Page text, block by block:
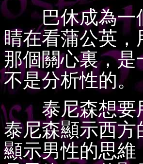
巴休成為一個
睛在看蒲公英
那個關心裏，
不是分析性的。
泰尼森想要用
泰尼森顯示西
顯示男性的思